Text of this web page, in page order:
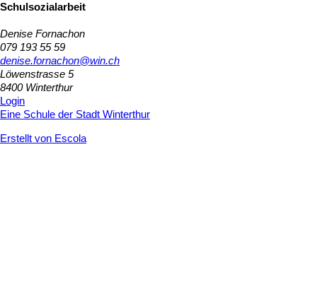
Schulsozialarbeit
Denise Fornachon
079 193 55 59
denise.fornachon@win.ch
Löwenstrasse 5
8400 Winterthur
Login
Eine Schule der Stadt Winterthur
Erstellt von Escola